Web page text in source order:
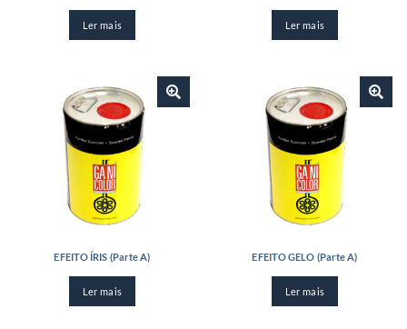
Ler mais Ler mais
EFEITO ÍRIS (Parte A)
Ler mais
EFEITO GELO (Parte A)
Ler mais